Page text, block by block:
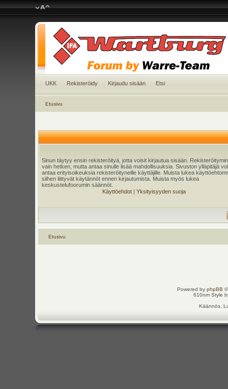
UKK Rekisteröidy Kirjaudu sisään Etsi
Etusivu
Sinun täytyy ensin rekisteröityä, jotta voisit kirjautua sisään.
vain hetken, mutta antaa sinulle lisää mahdollisuuksia. Sivuston ylläpitäjä
antaa erityisoikeuksia rekisteröityneille käyttäjille. Muista lukea
siihen liittyvät käytännöt ennen kirjautumista. Muista myös lukea
keskustelufoorumin säännöt.
Käyttöehdot| Yksityisyyden suoja
Etusivu
Powered by phpBB
610nm Style
Käännös,